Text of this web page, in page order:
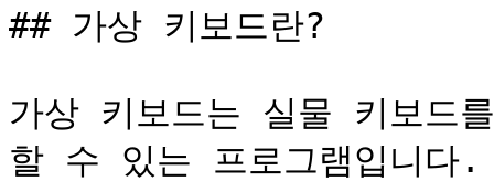
## 가상 키보드란?
가상 키보드는 실물 키보드
할 수 있는 프로그램입니다.